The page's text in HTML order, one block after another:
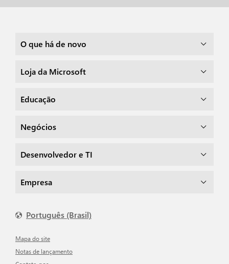
O que há de novo
Loja da Microsoft
Educação
Negócios
Desenvolvedor e TI
Empresa
Português (Brasil)
Mapa do site
Notas de lançamento